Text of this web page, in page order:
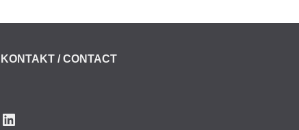
KONTAKT / CONTACT
LinkedIn